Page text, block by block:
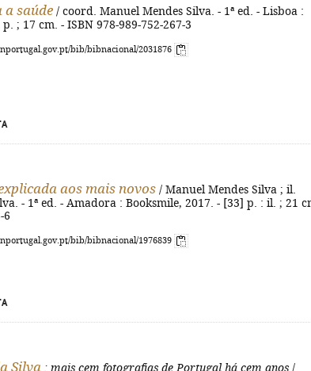
a saúde / coord. Manuel Mendes Silva. - 1ª ed. - Lisboa :
; 17 cm. - ISBN 978-989-752-267-3
bib/bibnacional/2031876
aos mais novos / Manuel Mendes Silva ; il.
- 1ª ed. - Amadora : Booksmile, 2017. - [33] p. : il. ; 21
6
bib/bibnacional/1976839
Silva : mais cem fotografias de Portugal há cem anos /